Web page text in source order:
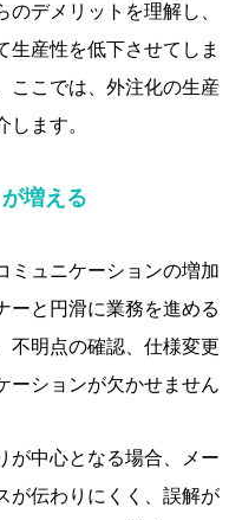
のデメリットを理解し、
生産性を低下させてしま
ここでは、外注化の生産
ます。
増える
ミュニケーションの増加
ーと円滑に業務を進める
不明点の確認、仕様変更
ーションが欠かせません
が中心となる場合、メー
が伝わりにくく、誤解が